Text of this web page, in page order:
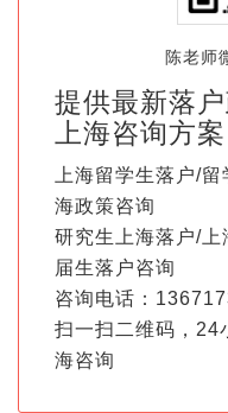
陈老师
提供最新落
上海咨询方案
上海留学生落户/
海政策咨询
研究生上海落户/
届生落户咨询
咨询电话：
扫一扫二维码，24
海咨询